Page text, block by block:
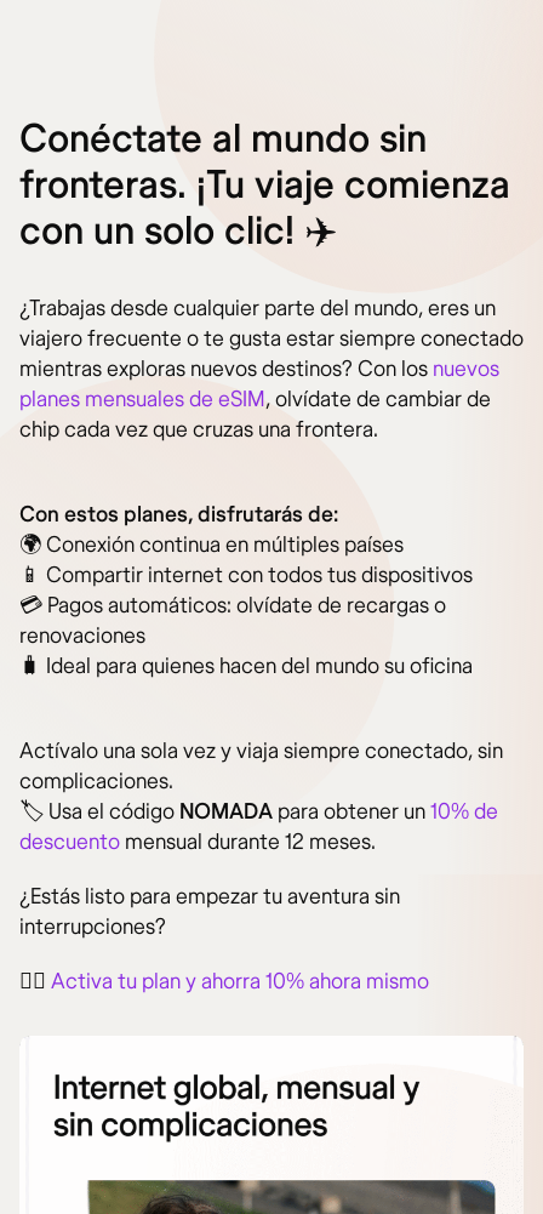
Conéctate al mundo sin
fronteras. ¡Tu viaje comienza
con un solo clic! ✈️
¿Trabajas desde cualquier parte del mundo, eres un
viajero frecuente o te gusta estar siempre conectado
mientras exploras nuevos destinos? Con los nuevos
planes mensuales de eSIM, olvídate de cambiar de
chip cada vez que cruzas una frontera.
Con estos planes, disfrutarás de:
🌍 Conexión continua en múltiples países
📱 Compartir internet con todos tus dispositivos
💳 Pagos automáticos: olvídate de recargas o
renovaciones
🧳 Ideal para quienes hacen del mundo su oficina
Actívalo una sola vez y viaja siempre conectado, sin
complicaciones.
🏷️ Usa el código NOMADA para obtener un10% de
descuento mensual durante 12 meses.
¿Estás listo para empezar tu aventura sin
interrupciones?
👉🏻 Activa tu plan y ahorra 10% ahora mismo